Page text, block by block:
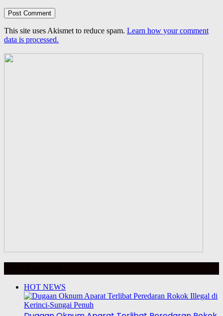
This site uses Akismet to reduce spam. Learn how your comment
data is processed.
HOT NEWS